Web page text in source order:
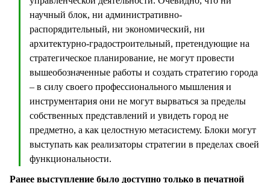
научный блок, ни административно-
распорядительный, ни экономический, ни
архитектурно-градостроительный, претендующие на
стратегическое планирование, не могут провести
вышеобозначенные работы и создать стратегию города
– в силу своего профессионального мышления и
инструментария они не могут вырваться за пределы
собственных представлений и увидеть город не
предметно, а как целостную метасистему. Блоки могут
выступать как реализаторы стратегии в пределах своей
функциональности.
Ранее выступление было доступно только в печатной